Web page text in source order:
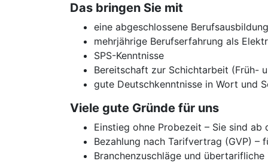
Das bringen Sie mit
eine abgeschlossene
mehrjährige Berufserfahrung als
SPS-Kenntnisse
Bereitschaft zur Schichtarbeit (Früh-
gute Deutschkenntnisse in Wort und
Viele gute Gründe für uns
Einstieg ohne Probezeit – Sie sind ab
Bezahlung nach Tarifvertrag (GVP) –
Branchenzuschläge und